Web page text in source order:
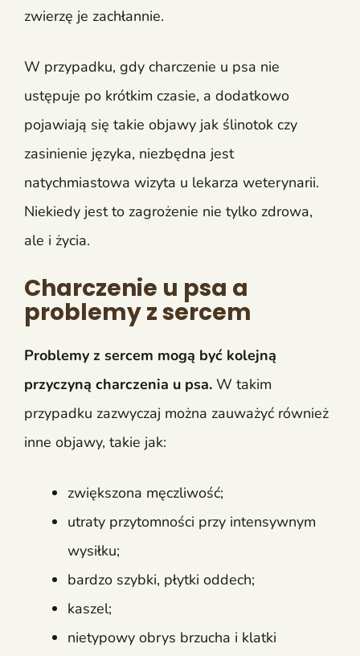
zwierzę je zachłannie.
W przypadku, gdy charczenie u psa nie
ustępuje po krótkim czasie, a dodatkowo
pojawiają się takie objawy jak ślinotok czy
zasinienie języka, niezbędna jest
natychmiastowa wizyta u lekarza weterynarii.
Niekiedy jest to zagrożenie nie tylko zdrowa,
ale i życia.
Charczenie u psa a
problemy z sercem
Problemy z sercem mogą być kolejną
przyczyną charczenia u psa. W takim
przypadku zazwyczaj można zauważyć również
inne objawy, takie jak:
zwiększona męczliwość;
utraty przytomności przy intensywnym
wysiłku;
bardzo szybki, płytki oddech;
kaszel;
nietypowy obrys brzucha i klatki